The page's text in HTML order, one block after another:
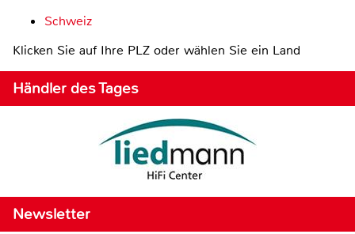
Schweiz
Klicken Sie auf Ihre PLZ oder wählen Sie ein Land
Händler des Tages
Newsletter